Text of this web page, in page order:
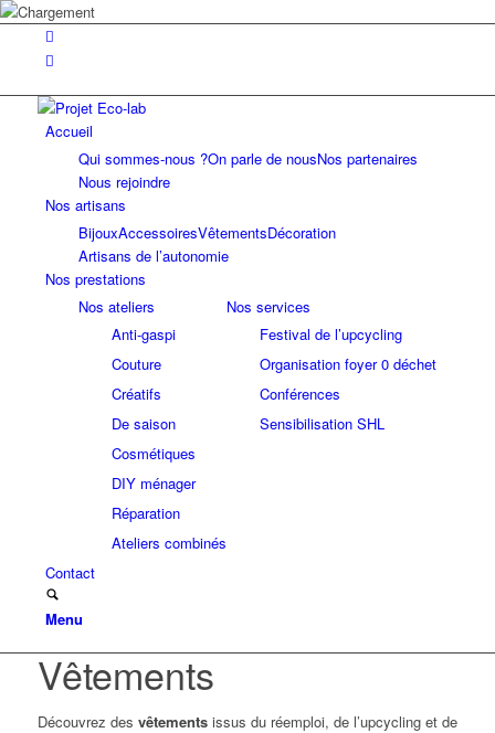
Accueil
Qui sommes-nous ?On parle de nousNos partenaires
Nous rejoindre
Nos artisans
BijouxAccessoiresVêtementsDécoration
Artisans de l’autonomie
Nos prestations
Nos ateliers
Anti-gaspi
Couture
Créatifs
De saison
Cosmétiques
DIY ménager
Réparation
Ateliers combinés
Nos services
Festival de l’upcycling
Organisation foyer 0 déchet
Conférences
Sensibilisation SHL
Contact
Menu
Vêtements
Découvrez des vêtementsissus du réemploi, de l’upcycling et de